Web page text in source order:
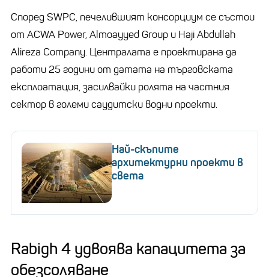
Според SWPC, печелившият консорциум се състои
от ACWA Power, Almoayyed Group и Haji Abdullah
Alireza Company. Централата е проектирана да
работи 25 години от датата на търговската
експлоатация, засилвайки ролята на частния
сектор в големи саудитски водни проекти.
Най-скъпите
архитектурни проекти в
света
Rabigh 4 удвоява капацитета за
обезсоляване